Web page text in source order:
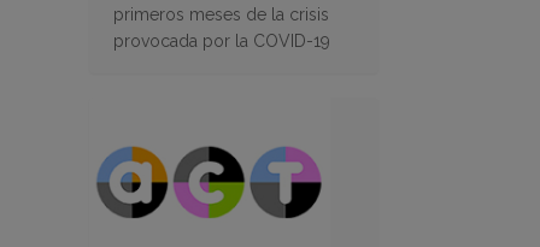
primeros meses de la crisis
provocada por la COVID-19